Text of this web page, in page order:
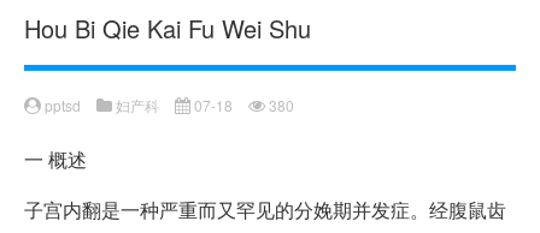
Hou Bi Qie Kai Fu Wei Shu
pptsd 妇产科 07-18 380
一 概述
子宫内翻是一种严重而又罕见的分娩期并发症。经腹鼠齿